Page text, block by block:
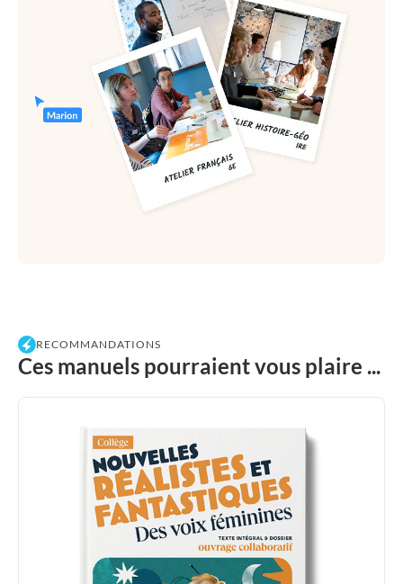
RECOMMANDATIONS
Ces manuels pourraient vous plaire ...